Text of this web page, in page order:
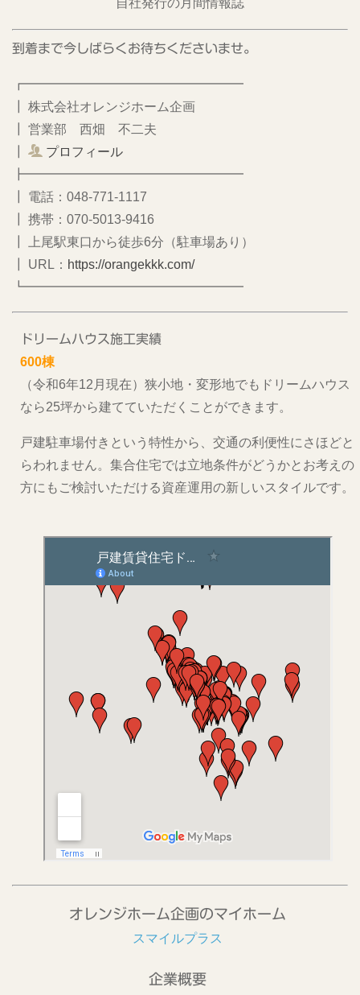
到着まで今しばらくお待ちくださいませ。
┏━━━━━━━━━━━━━━━━━
┃ 株式会社オレンジホーム企画
┃ 営業部 西畑 不二夫
プロフィール
┣━━━━━━━━━━━━━━━━━
┃ 電話：048-771-1117
┃ 携帯：070-5013-9416
┃ 上尾駅東口から徒歩6分（駐車場あり）
┃ URL： https://orangekkk.com/
┗━━━━━━━━━━━━━━━━━
ドリームハウス施工実績
600棟
（令和6年12月現在）狭小地・変形地でもドリームハウス
なら25坪から建てていただくことができます。
戸建駐車場付きという特性から、交通の利便性にさほどと
らわれません。集合住宅では立地条件がどうかとお考えの
方にもご検討いただける資産運用の新しいスタイルです。
オレンジホーム企画のマイホーム
スマイルプラス
企業概要